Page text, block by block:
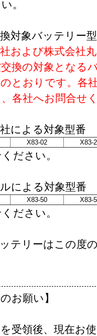
。
対象バッテリー
および株式会社
換の対象となる
とおりです。各
各社へお問合せ
による対象型番
X83-02 X83-
ださい。
による対象型番
X83-50 X83-
ださい。
テリーはこの度
お願い】
受領後、現在お